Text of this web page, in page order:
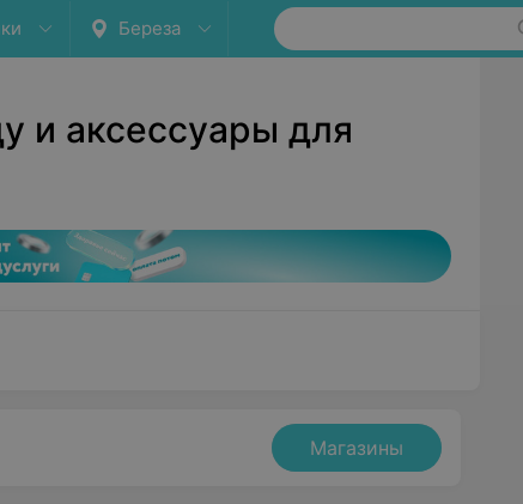
Береза
и аксессуары для
Магазины